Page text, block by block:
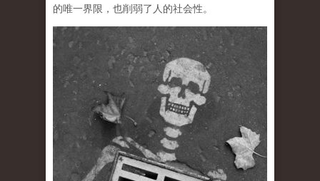
的唯一界限，也削弱了人的社会性。